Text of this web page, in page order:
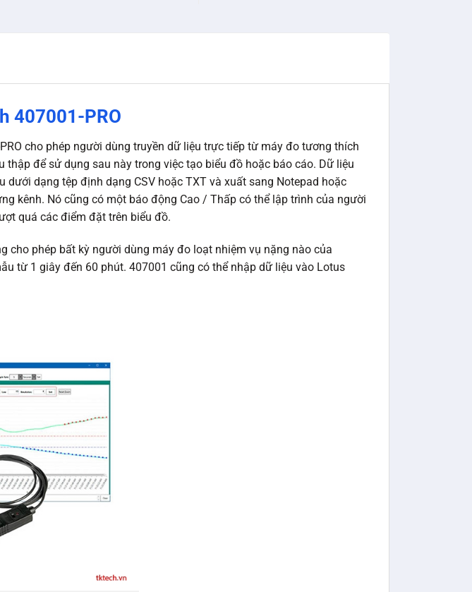
407001-PRO
cho phép người dùng truyền dữ liệu trực tiếp từ máy đo tương thích
để sử dụng sau này trong việc tạo biểu đồ hoặc báo cáo. Dữ liệu
dạng tệp định dạng CSV hoặc TXT và xuất sang Notepad hoặc
kênh. Nó cũng có một báo động Cao / Thấp có thể lập trình của người
quá các điểm đặt trên biểu đồ.
cho phép bất kỳ người dùng máy đo loạt nhiệm vụ nặng nào của
từ 1 giây đến 60 phút. 407001 cũng có thể nhập dữ liệu vào Lotus